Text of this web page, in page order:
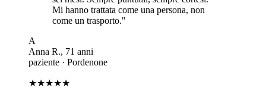
Mi hanno trattata come una persona, non
come un trasporto."
A
Anna R., 71 anni
paziente · Pordenone
★★★★★